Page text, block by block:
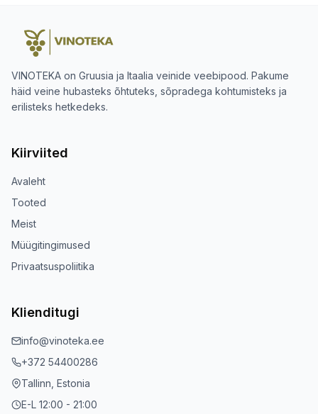
VINOTEKA on Gruusia ja Itaalia veinide veebipood. Pakume
häid veine hubasteks õhtuteks, sõpradega kohtumisteks ja
erilisteks hetkedeks.
Kiirviited
Avaleht
Tooted
Meist
Müügitingimused
Privaatsuspoliitika
Klienditugi
info@vinoteka.ee
+372 54400286
Tallinn, Estonia
E-L 12:00 - 21:00